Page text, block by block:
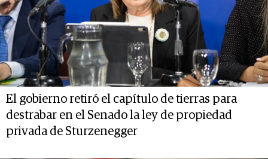
El gobierno retiró el capítulo de tierras para
destrabar en el Senado la ley de propiedad
privada de Sturzenegger